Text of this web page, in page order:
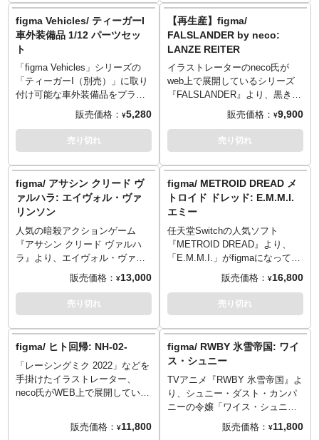
ず、可動域を確保。交換用表情
パーツには「笑顔」「目閉じ笑
顔」「口開け顔」をセレクト、
差し替えが可能です。オプショ
ンパーツには「Bloop（ブルー
プ）」「トライデント」「フー
ド無し頭部」ほかを用意。
再現可能です。
figma Vehicles/ ティーガーI
車外装備品 1/12 パーツセッ
ト
「figma Vehicles」シリーズの
「ティーガーI（別売）」に取り
付け可能な車外装備品をプラス
チックモデルとして立体化。予
備履帯やワイヤーカッター、ジ
ャッキなどティーガーIの代表的
な車外装備品を実物に忠実な形
状で再現。ワイヤー類は金属製
でリアリティー満点。お手持ち
の資料などを参考に、自由な発
想でお楽しみください！
販売価格： ¥5,280
売り切れ
【再生産】figma/
FALSLANDER by neco:
LANZE REITER
イラストレーターのneco氏が
web上で展開しているシリーズ
『FALSLANDER』より、黒き黒
き槍騎兵「LANZE REITER」が
再び登場です。スムーズ且つキ
チッと決まるfigmaオリジナル関
節パーツで、様々なポージング
が可能。表情は「無表情顔」に
ご用意。付属品には長大な「ラ
ンス」に加え、近接戦闘用の
「ナイフ」をご用意。更には面
を下げた「アーマー付き前髪」
やアーマーを外した「通常前
髪」、脚部はそれぞれ「フルメ
イル」と「素足」を付け替える
事が可能です。さまざまなシー
ンを可能にする可動支柱付きの
figma専用台座が同梱。
販売価格： ¥9,900
売り切れ
figma/ アサシン クリード ヴ
ァルハラ: エイヴォル・ヴァ
リンソン
人気の暗殺アクションゲーム
『アサシン クリード ヴァルハ
ラ』より、エイヴォル・ヴァリ
ンソンがfigmaになって登場！表
情パーツには「通常顔」「叫び
顔」をセレクトし、差し替えが
可能。オプションパーツは
ションに対応します。
販売価格： ¥13,000
売り切れ
figma/ METROID DREAD メ
トロイド ドレッド: E.M.M.I.
エミー
任天堂Switchの人気ソフト
『METROID DREAD』より、
「E.M.M.I.」がfigmaになって登
場！要所に軟質素材を採用。手
足の伸縮ギミックを再現。オプ
ションパーツには「頭部プロテ
クター」「採取装置」「専用大
販売価格： ¥16,800
売り切れ
figma/ ヒト回帰: NH-02-
「レーシングミク 2022」などを
手掛けたイラストレーター、
neco氏がWEB上で展開している
化。表情パーツは「無表情顔」
販売価格： ¥11,800
figma/ RWBY 氷雪帝国: ワイ
ス・シュニー
TVアニメ『RWBY 氷雪帝国』よ
り、シュニー・ダスト・カンパ
ニーの令嬢「ワイス・シュニ
ー」がfigmaで登場です。表情パ
ーツには「冷静顔」「叫び顔」
販売価格： ¥11,800